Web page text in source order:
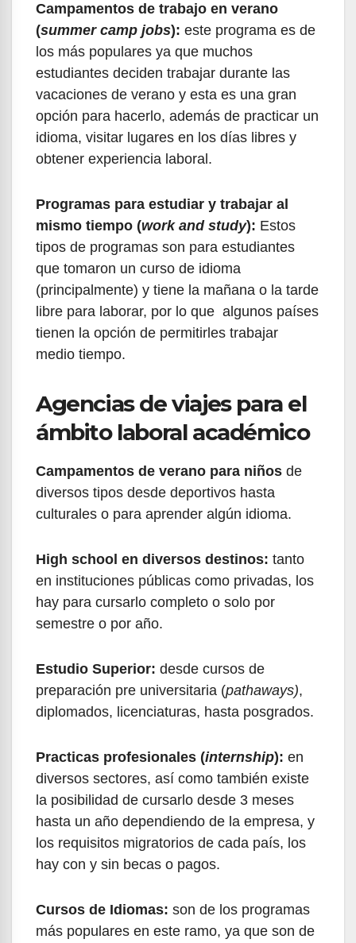
Campamentos de trabajo en verano
(summer camp jobs): este programa es de
los más populares ya que muchos
estudiantes deciden trabajar durante las
vacaciones de verano y esta es una gran
opción para hacerlo, además de practicar un
idioma, visitar lugares en los días libres y
obtener experiencia laboral.
Programas para estudiar y trabajar al
mismo tiempo (work and study): Estos
tipos de programas son para estudiantes
que tomaron un curso de idioma
(principalmente) y tiene la mañana o la tarde
libre para laborar, por lo que algunos países
tienen la opción de permitirles trabajar
medio tiempo.
Agencias de viajes para el
ámbito laboral académico
Campamentos de verano para niños de
diversos tipos desde deportivos hasta
culturales o para aprender algún idioma.
High school en diversos destinos: tanto
en instituciones públicas como privadas, los
hay para cursarlo completo o solo por
semestre o por año.
Estudio Superior: desde cursos de
preparación pre universitaria (pathaways),
diplomados, licenciaturas, hasta posgrados.
Practicas profesionales (internship): en
diversos sectores, así como también existe
la posibilidad de cursarlo desde 3 meses
hasta un año dependiendo de la empresa, y
los requisitos migratorios de cada país, los
hay con y sin becas o pagos.
Cursos de Idiomas: son de los programas
más populares en este ramo, ya que son de